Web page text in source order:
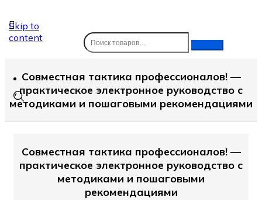
Skip to
content
Совместная тактика профессионалов! —
практическое электронное руководство с
методиками и пошаговыми рекомендациями
Совместная тактика профессионалов! —
практическое электронное руководство с
методиками и пошаговыми
рекомендациями